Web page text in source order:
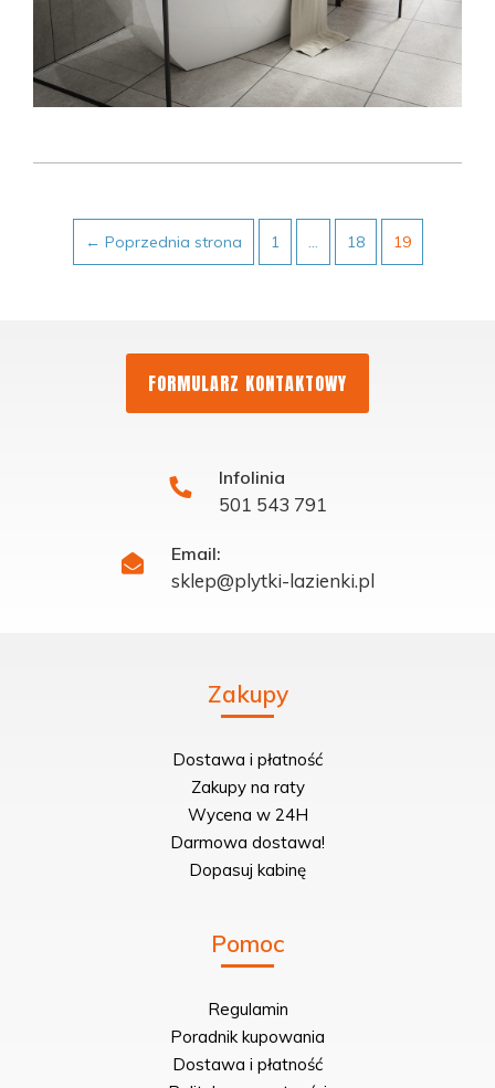
navigation
← Poprzednia strona 1 … 18 19
FORMULARZ KONTAKTOWY
Infolinia
501 543 791
Email:
sklep@plytki-lazienki.pl
Zakupy
Dostawa i płatność
Zakupy na raty
Wycena w 24H
Darmowa dostawa!
Dopasuj kabinę
Pomoc
Regulamin
Poradnik kupowania
Dostawa i płatność